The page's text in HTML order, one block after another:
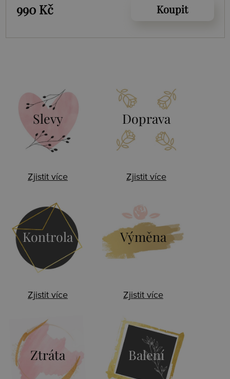
990 Kč
Koupit
Slevy
Zjistit více
Doprava
Zjistit více
Kontrola
Zjistit více
Výměna
Zjistit více
Ztráta Balení